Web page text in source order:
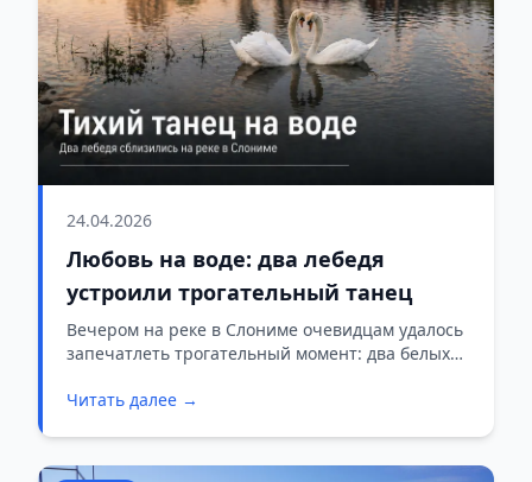
24.04.2026
Любовь на воде: два лебедя
устроили трогательный танец
Вечером на реке в Слониме очевидцам удалось
запечатлеть трогательный момент: два белых
склонили головы, словно устроив небольшой
Читать далее →